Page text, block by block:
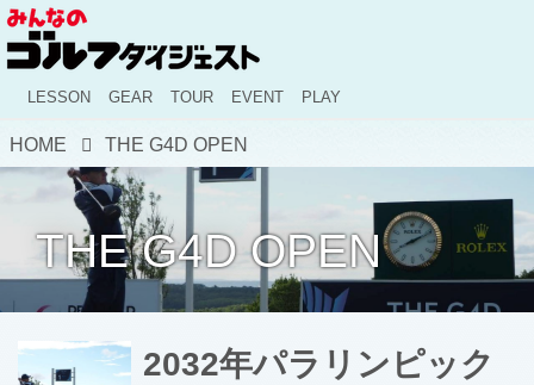
LESSON GEAR TOUR EVENT PLAY
HOME THE G4D OPEN
THE G4D OPEN
2032年パラリンピック